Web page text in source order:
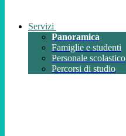
Servizi
Panoramica
Famiglie e studenti
Personale scolastico
Percorsi di studio